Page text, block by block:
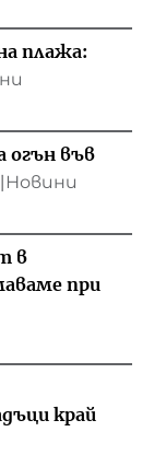
огън във
Новини
в
при
край
плажа: